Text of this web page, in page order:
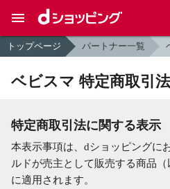
トップページ パートナー一覧
ベビスマ 特定商取引
特定商取引法に関する表示
本表示事項は、dショッピングに
ルドが売主として販売する商品（
に適用されます。